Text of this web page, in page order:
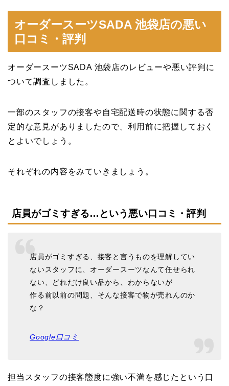
オーダースーツSADA 池袋店の悪い
口コミ・評判
オーダースーツSADA 池袋店のレビューや悪い評判に
ついて調査しました。
一部のスタッフの接客や自宅配送時の状態に関する否
定的な意見がありましたので、利用前に把握しておく
とよいでしょう。
それぞれの内容をみていきましょう。
店員がゴミすぎる…という悪い口コミ・評判
店員がゴミすぎる、接客と言うものを理解してい
ないスタッフに、オーダースーツなんて任せられ
ない、どれだけ良い品から、わからないが
作る前以前の問題、そんな接客で物が売れんのか
な？
Google口コミ
担当スタッフの接客態度に強い不満を感じたという口